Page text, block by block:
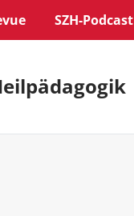
SZH-Podcast